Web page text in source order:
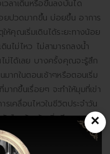
วลาเดินหรือขึ้นลงบันได
ยปวดมากขึ้น บ่อยขึ้น อาการ
ห้คุณเริ่มเดินได้ระยะทางน้อย
นไม่ไหว ไม่สามารถลงน้ำ
ม่ได้เลย บางครั้งคุณจะรู้สึก
ากในตอนเช้าๆหรือตอนเริ่ม
กขึ้นเรื่อยๆ จะทำให้มุมที่เข่า
เคลื่อนไหวในชีวิตประจำวัน
นได ก้าวข้ามสิ่งกีดขวาง
กนี้อาจมีเสียงดังในเข่าขณะ
จเป็นมากขึ้นหลังจากเดิน
×